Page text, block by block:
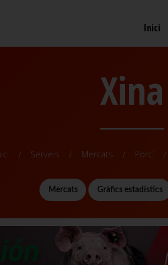
Inici
Xina
Serveis Mercats Porcí
Mercats Gràfics estadístics